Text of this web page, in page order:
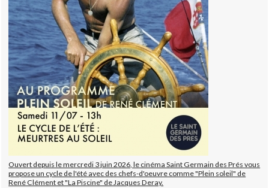
Ouvert depuis le mercredi 3 juin 2026, le cinéma Saint Germain des Prés vous
propose un cycle de l'été avec des chefs-d'oeuvre comme "Plein soleil" de
René Clément et "La Piscine" de Jacques Deray.